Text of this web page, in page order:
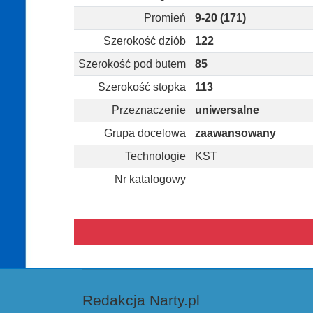
Promień
9-20 (171)
Szerokość dziób
122
Szerokość pod butem
85
Szerokość stopka
113
Przeznaczenie
uniwersalne
Grupa docelowa
zaawansowany
Technologie
KST
Nr katalogowy
Redakcja Narty.pl